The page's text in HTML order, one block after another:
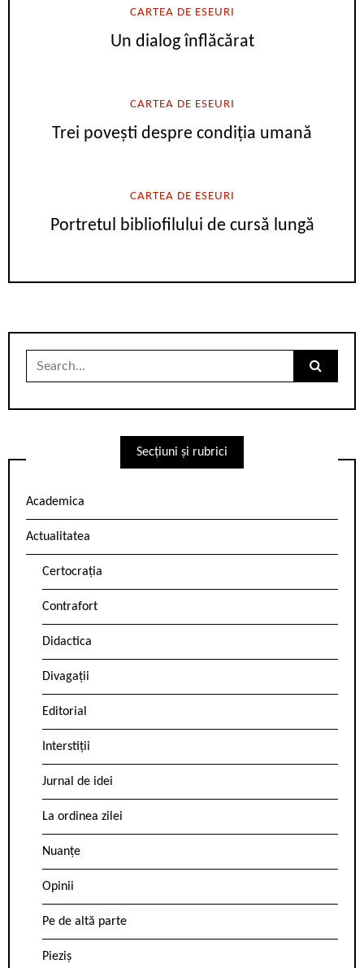
CARTEA DE ESEURI
Un dialog înflăcărat
CARTEA DE ESEURI
Trei povești despre condiția umană
CARTEA DE ESEURI
Portretul bibliofilului de cursă lungă
Search
Secțiuni și rubrici
Academica
Actualitatea
Certocrația
Contrafort
Didactica
Divagații
Editorial
Interstiții
Jurnal de idei
La ordinea zilei
Nuanțe
Opinii
Pe de altă parte
Pieziș